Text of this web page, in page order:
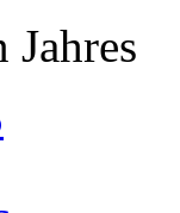
Jahres